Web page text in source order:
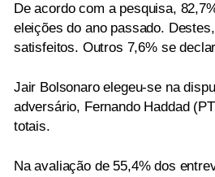
De acordo com a pesquisa,
eleições do ano passado.
satisfeitos. Outros 7,6% se
Jair Bolsonaro elegeu-se na
adversário, Fernando Haddad
totais.
Na avaliação de 55,4% dos